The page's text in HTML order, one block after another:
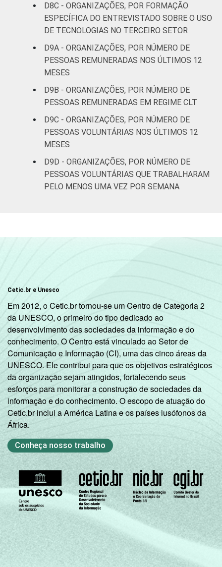
D8C - ORGANIZAÇÕES, POR FORMAÇÃO
ESPECÍFICA DO ENTREVISTADO SOBRE O USO
DE TECNOLOGIAS NO TERCEIRO SETOR
D9A - ORGANIZAÇÕES, POR NÚMERO DE
PESSOAS REMUNERADAS NOS ÚLTIMOS 12
MESES
D9B - ORGANIZAÇÕES, POR NÚMERO DE
PESSOAS REMUNERADAS EM REGIME CLT
D9C - ORGANIZAÇÕES, POR NÚMERO DE
PESSOAS VOLUNTÁRIAS NOS ÚLTIMOS 12
MESES
D9D - ORGANIZAÇÕES, POR NÚMERO DE
PESSOAS VOLUNTÁRIAS QUE TRABALHARAM
PELO MENOS UMA VEZ POR SEMANA
Cetic.br e Unesco
Em 2012, o Cetic.br tornou-se um Centro de Categoria 2
da UNESCO, o primeiro do tipo dedicado ao
desenvolvimento das sociedades da informação e do
conhecimento. O Centro está vinculado ao Setor de
Comunicação e Informação (CI), uma das cinco áreas da
UNESCO. Ele contribui para que os objetivos estratégicos
da organização sejam atingidos, fortalecendo seus
esforços para monitorar a construção de sociedades da
informação e do conhecimento. O escopo de atuação do
Cetic.br inclui a América Latina e os países lusófonos da
África.
Conheça nosso trabalho